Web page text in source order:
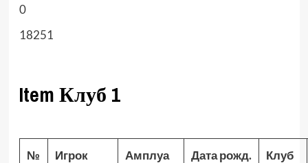
0
18251
Item Клуб 1
№ Игрок Амплуа Дата рожд. Клуб